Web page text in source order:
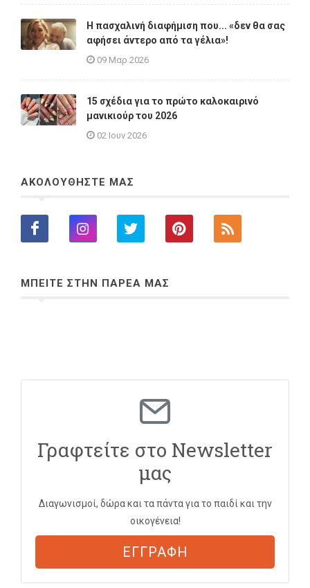
Η πασχαλινή διαφήμιση που... «δεν θα σας
αφήσει άντερο από τα γέλια»!
09 Μαρ 2026
15 σχέδια για το πρώτο καλοκαιρινό
μανικιούρ του 2026
02 Ιουν 2026
ΑΚΟΛΟΥΘΗΣΤΕ ΜΑΣ
ΜΠΕΙΤΕ ΣΤΗΝ ΠΑΡΕΑ ΜΑΣ
Γραφτείτε στο Newsletter
μας
Διαγωνισμοί, δώρα και τα πάντα για το παιδί και την
οικογένεια!
ΕΓΓΡΑΦΗ